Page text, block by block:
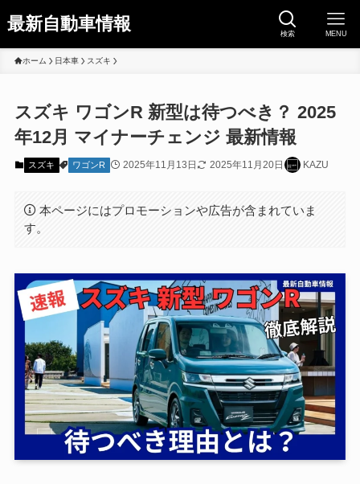
最新自動車情報 検索 MENU
ホーム 日本車 スズキ
スズキ ワゴンR 新型は待つべき？ 2025
年12月 マイナーチェンジ 最新情報
スズキ ワゴンR 2025年11月13日 2025年11月20日 KAZU
本ページにはプロモーションや広告が含まれていま
す。